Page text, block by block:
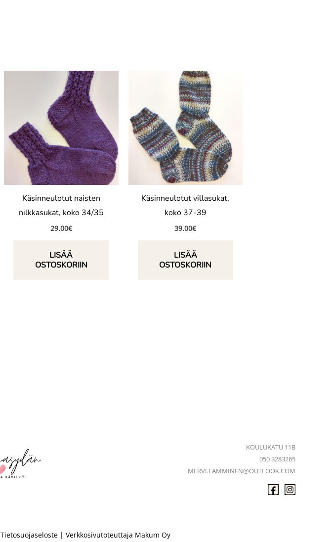
Käsinneulotut naisten
nilkkasukat, koko 34/35
29.00€
LISÄÄ
OSTOSKORIIN
Käsinneulotut villasukat,
koko 37-39
39.00€
LISÄÄ
OSTOSKORIIN
KOULUKATU 11B
050 3283265
MERVI.LAMMINEN@OUTLOOK.COM
Tietosuojaseloste| Verkkosivutoteuttaja Makum Oy